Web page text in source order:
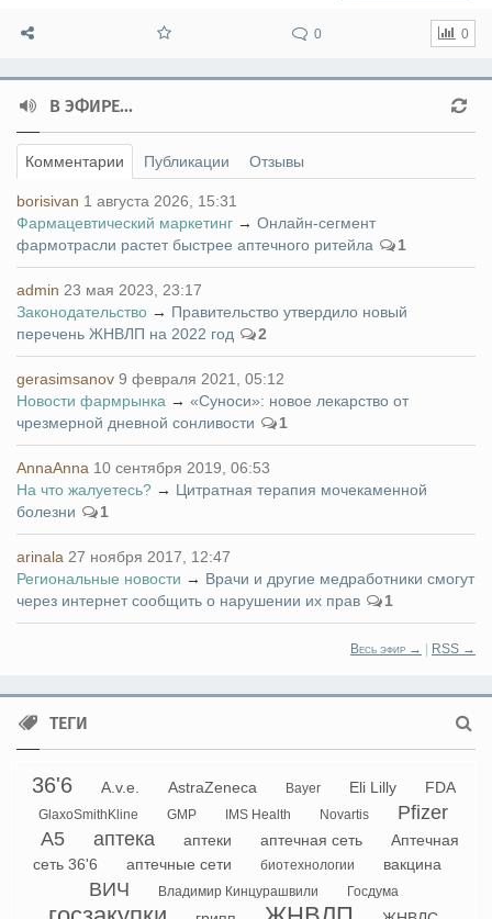
0 0
В ЭФИРЕ...
Комментарии Публикации Отзывы
borisivan 1 августа 2026, 15:31
Фармацевтический маркетинг → Онлайн-сегмент
фармотрасли растет быстрее аптечного ритейла
1
admin 23 мая 2023, 23:17
Законодательство → Правительство утвердило новый
перечень ЖНВЛП на 2022 год
2
gerasimsanov 9 февраля 2021, 05:12
Новости фармрынка → «Суноси»: новое лекарство от
чрезмерной дневной сонливости
1
AnnaAnna 10 сентября 2019, 06:53
На что жалуетесь? → Цитратная терапия мочекаменной
болезни
1
arinala 27 ноября 2017, 12:47
Региональные новости → Врачи и другие медработники смогут
через интернет сообщить о нарушении их прав
1
Весь эфир → RSS →
ТЕГИ
36'6 A.v.e. AstraZeneca Bayer Eli Lilly FDA
GlaxoSmithKline GMP IMS Health Novartis
Pfizer
А5
аптека аптеки аптечная сеть
Аптечная
сеть 36'6
аптечные сети биотехнологии вакцина
ВИЧ Владимир Кинцурашвили Госдума